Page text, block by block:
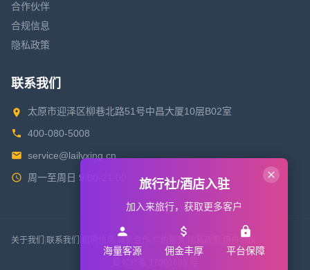
合作伙伴
合规信息
隐私政策
联系我们
太原市迎泽区柳巷北路51号中昌大厦10层B02室
400-080-5008
service@lailvxing.cn
周一至周日 9:00-21:00
关于我们 联系我们 用户协议
旅行社/酒店入驻
加入来旅行，获取更多客户
海量客源 佣金丰厚 平台保障